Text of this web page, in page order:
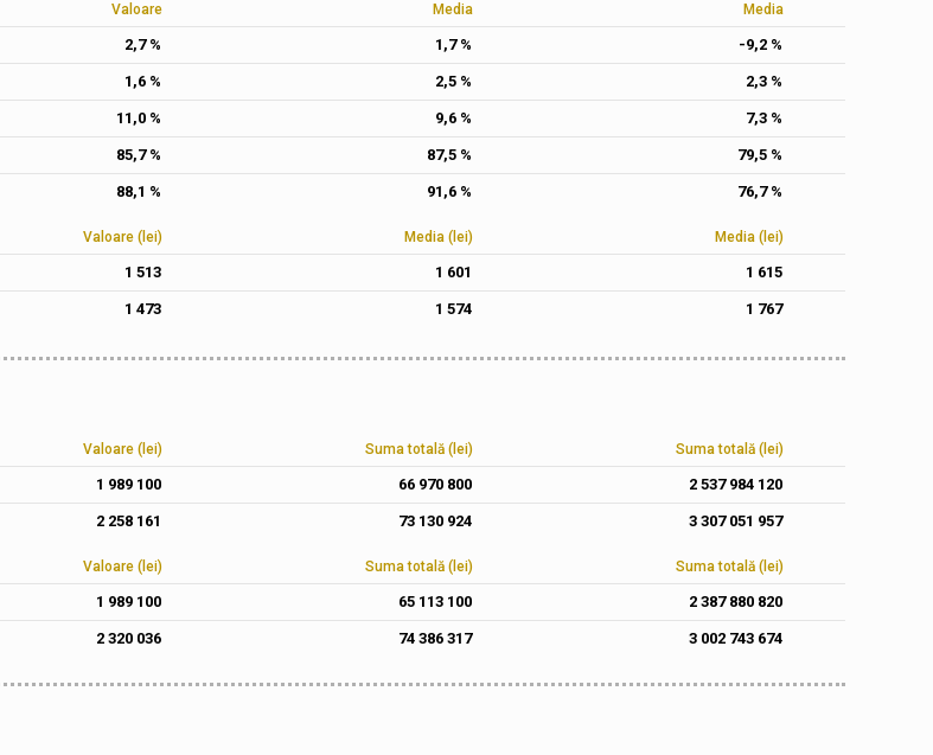
Valoare Media Media
2,7 % 1,7 % -9,2 %
1,6 % 2,5 % 2,3 %
11,0 % 9,6 % 7,3 %
85,7 % 87,5 % 79,5 %
88,1 % 91,6 % 76,7 %
Valoare (lei) Media (lei) Media (lei)
1 513 1 601 1 615
1 473 1 574 1 767
Valoare (lei) Suma totală (lei) Suma totală (lei)
1 989 100 66 970 800 2 537 984 120
2 258 161 73 130 924 3 307 051 957
Valoare (lei) Suma totală (lei) Suma totală (lei)
1 989 100 65 113 100 2 387 880 820
2 320 036 74 386 317 3 002 743 674